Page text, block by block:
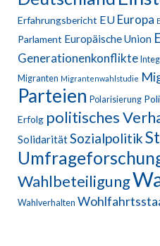
Erfahrungsbericht EU Europa
Parlament Europäische Union
Generationenkonflikte
Migranten Migrantenwahlstudie
Parteien Polarisierung
Erfolg politisches
SolidaritätSozialpolitik
Wahlbeteiligung
Wahlverhalten